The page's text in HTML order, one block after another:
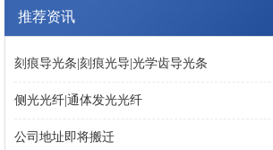
推荐资讯
刻痕导光条|刻痕光导|光学齿导光条
侧光光纤|通体发光光纤
公司地址即将搬迁